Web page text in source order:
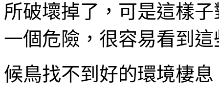
所破壞掉了，可是這樣
一個危險，很容易看到
候鳥找不到好的環境棲